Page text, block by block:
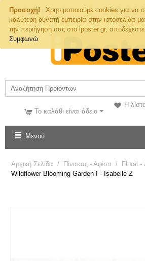
Προσοχή!
Χρησιμοποιούμε cookies για να
καλύτερη δυνατή εμπειρία στην ιστοσελίδα
την περιήγηση σας στο iposter.gr,
Συμφωνώ
Τηλ. Παραγγελιών
Η
Το καλάθι είναι άδειο
Μενού
Αρχική Σελίδα / Πίνακας - Αφίσα / Floral -
Wildflower Blooming Garden I - Isabelle Z